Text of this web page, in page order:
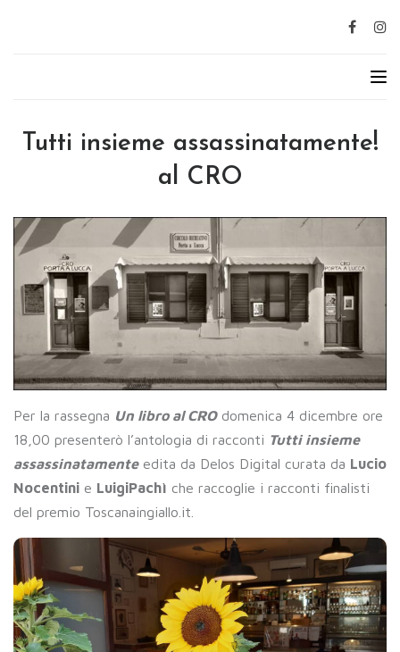
Tutti insieme assassinatamente!
al CRO
Per la rassegna Un libro al CROdomenica 4 dicembre ore
18,00 presenterò l’antologia di racconti Tutti insieme
assassinatamenteedita da Delos Digital curata da Lucio
Nocentini e LuigiPachì che raccoglie i racconti finalisti
del premio Toscanaingiallo.it.